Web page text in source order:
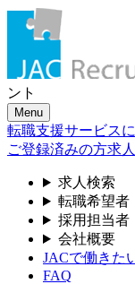
ント
Menu
転職支援サービス
ご登録済みの方求
求人検索
転職希望者
採用担当者
会社概要
JACで働きた
FAQ